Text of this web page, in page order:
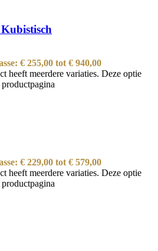
€ 255,00 tot € 940,00
heeft meerdere variaties. Deze optie
€ 229,00 tot € 579,00
heeft meerdere variaties. Deze optie